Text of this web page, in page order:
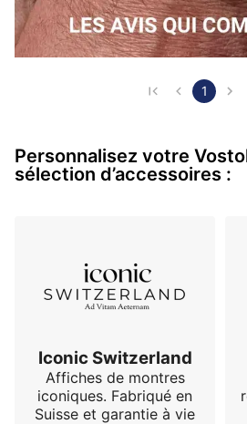
1
Personnalisez votre
sélection d’accessoires :
Iconic Switzerland
Affiches de montres
iconiques. Fabriqué en
Suisse et garantie à vie